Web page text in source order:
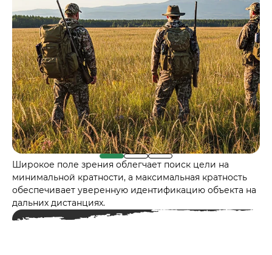
Широкое поле зрения облегчает поиск цели на
минимальной кратности, а максимальная кратность
обеспечивает уверенную идентификацию объекта на
дальних дистанциях.